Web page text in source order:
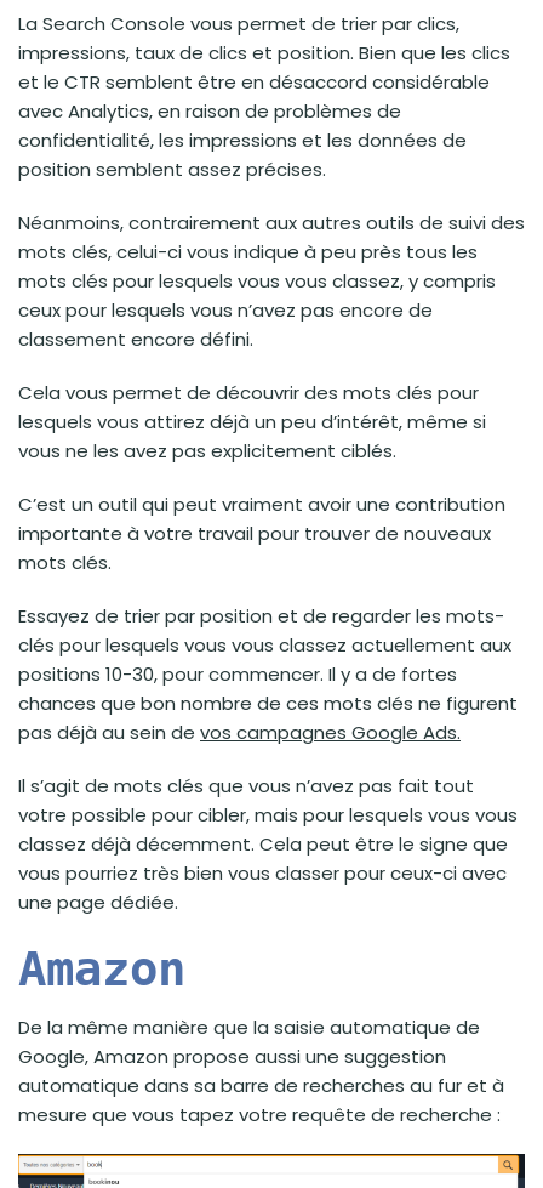
La Search Console vous permet de trier par clics,
impressions, taux de clics et position. Bien que les clics
et le CTR semblent être en désaccord considérable
avec Analytics, en raison de problèmes de
confidentialité, les impressions et les données de
position semblent assez précises.
Néanmoins, contrairement aux autres outils de suivi des
mots clés, celui-ci vous indique à peu près tous les
mots clés pour lesquels vous vous classez, y compris
ceux pour lesquels vous n’avez pas encore de
classement encore défini.
Cela vous permet de découvrir des mots clés pour
lesquels vous attirez déjà un peu d’intérêt, même si
vous ne les avez pas explicitement ciblés.
C’est un outil qui peut vraiment avoir une contribution
importante à votre travail pour trouver de nouveaux
mots clés.
Essayez de trier par position et de regarder les mots-
clés pour lesquels vous vous classez actuellement aux
positions 10-30, pour commencer. Il y a de fortes
chances que bon nombre de ces mots clés ne figurent
pas déjà au sein de vos campagnes Google Ads.
Il s’agit de mots clés que vous n’avez pas fait tout
votre possible pour cibler, mais pour lesquels vous vous
classez déjà décemment. Cela peut être le signe que
vous pourriez très bien vous classer pour ceux-ci avec
une page dédiée.
Amazon
De la même manière que la saisie automatique de
Google, Amazon propose aussi une suggestion
automatique dans sa barre de recherches au fur et à
mesure que vous tapez votre requête de recherche :